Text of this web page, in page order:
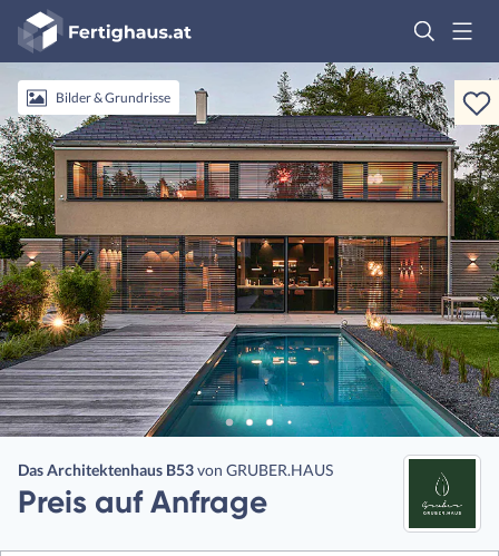
Fertighaus
Logo
AnmeldenBilder & Grundrisse
Das Architektenhaus B53von GRUBER.HAUS
Preis auf Anfrage